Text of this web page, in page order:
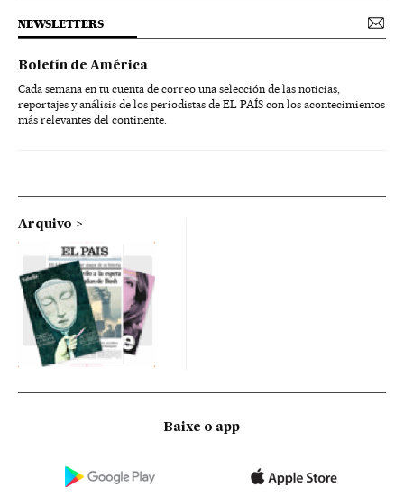
NEWSLETTERS
Boletín de América
Cada semana en tu cuenta de correo una selección de las noticias,
reportajes y análisis de los periodistas de EL PAÍS con los acontecimientos
más relevantes del continente.
Arquivo
Baixe o app